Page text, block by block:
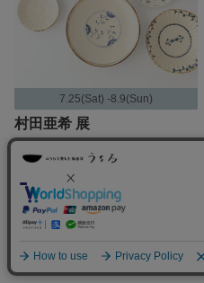
7.25(Sat) -8.9(Sun)
村田亜希 展